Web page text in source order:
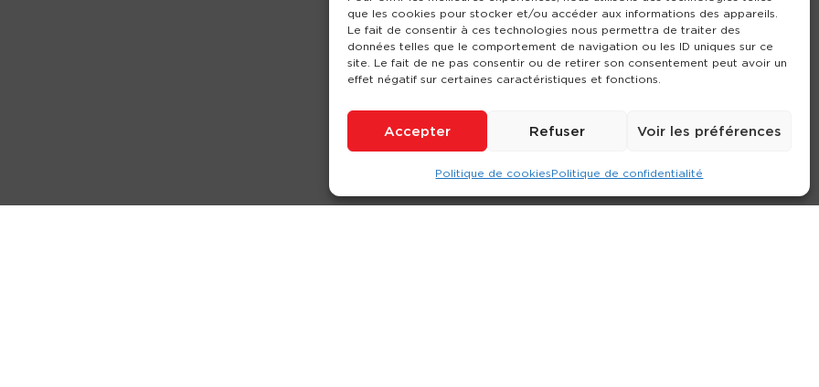
que les cookies pour stocker et/ou accéder aux informations des appareils.
Le fait de consentir à ces technologies nous permettra de traiter des
données telles que le comportement de navigation ou les ID uniques sur ce
site. Le fait de ne pas consentir ou de retirer son consentement peut avoir un
effet négatif sur certaines caractéristiques et fonctions.
Accepter Refuser Voir les préférences
Politique de cookiesPolitique de confidentialité